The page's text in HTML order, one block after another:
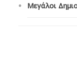
Μεγάλοι